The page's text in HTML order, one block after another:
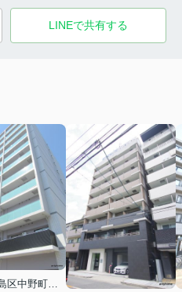
LINEで共有する
大阪市都島区中野町３丁目